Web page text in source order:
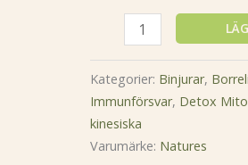
Kategorier: Binjurar,
Immunförsvar, Detox
kinesiska
Varumärke: Natures